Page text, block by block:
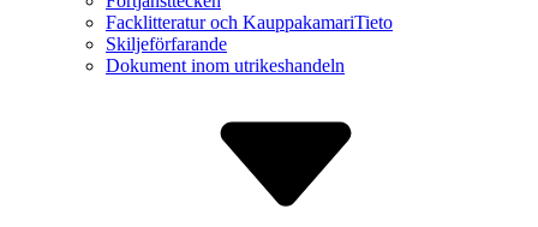
Facklitte­ratur och Kauppa­kamariTieto
Skiljeför­farande
Dokument inom utrikes­handeln